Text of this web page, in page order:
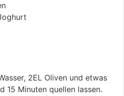
2EL Oliven und etwas
15 Minuten quellen lassen.